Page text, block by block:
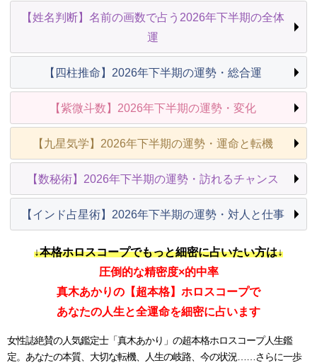
【姓名判断】名前の画数で占う2026年下半期の全体
運
【四柱推命】2026年下半期の運勢・総合運
【紫微斗数】2026年下半期の運勢・変化
【九星気学】2026年下半期の運勢・運命と転機
【数秘術】2026年下半期の運勢・訪れるチャンス
【インド占星術】2026年下半期の運勢・対人と仕事
↓本格ホロスコープでもっと細密に占いたい方は↓
圧倒的な精密度×的中率
真木あかりの【超本格】ホロスコープで
あなたの人生と全運命を細密に占います
女性誌絶賛の人気鑑定士「真木あかり」の超本格ホロスコープ人生鑑
定。あなたの本質、大切な転機、人生の岐路、今の状況……さらに一歩